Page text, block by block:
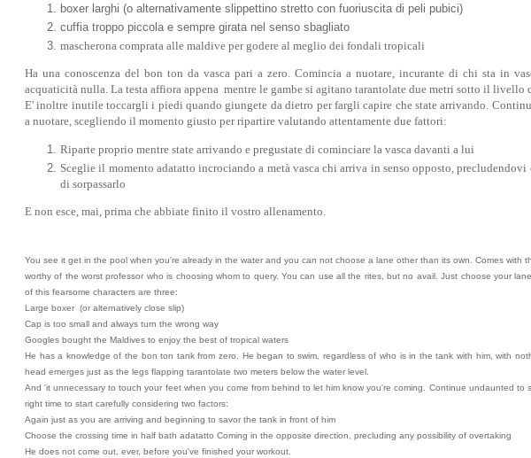
boxer larghi (o alternativamente slippettino stretto con fuoriuscita di peli pubici)
cuffia troppo piccola e sempre girata nel senso sbagliato
mascherona comprata alle maldive per godere al meglio dei fondali tropicali
Ha una conoscenza del bon ton da vasca pari a zero. Comincia a nuotare, incurante di chi sta in
acquaticità nulla. La testa affiora appena mentre le gambe si agitano tarantolate due metri sotto il livello
E' inoltre inutile toccargli i piedi quando giungete da dietro per fargli capire che state arrivando.
a nuotare, scegliendo il momento giusto per ripartire valutando attentamente due fattori:
Riparte proprio mentre state arrivando e pregustate di cominciare la vasca davanti a lui
Sceglie il momento adatatto incrociando a metà vasca chi arriva in senso opposto,
di sorpassarlo
E non esce, mai, prima che abbiate finito il vostro allenamento.
You see it get in the pool when you're already in the water and you can not choose a lane other than its own. Comes with
worthy of the worst professor who is choosing whom to query. You can use all the rites, but no avail. Just choose your
of this fearsome characters are three:
Large boxer (or alternatively close slip)
Cap is too small and always turn the wrong way
Googles bought the Maldives to enjoy the best of tropical waters
He has a knowledge of the bon ton tank from zero. He began to swim, regardless of who is in the tank with him, with
head emerges just as the legs flapping tarantolate two meters below the water level.
And 'it unnecessary to touch your feet when you come from behind to let him know you're coming. Continue undaunted to
right time to start carefully considering two factors:
Again just as you are arriving and beginning to savor the tank in front of him
Choose the crossing time in half bath adatatto Coming in the opposite direction, precluding any possibility of overtaking
He does not come out, ever, before you've finished your workout.